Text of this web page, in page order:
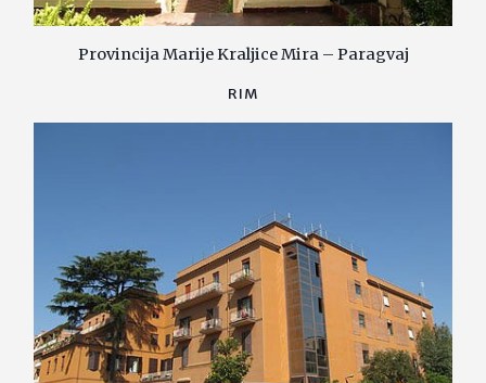
Provincija Marije Kraljice Mira – Paragvaj
RIM